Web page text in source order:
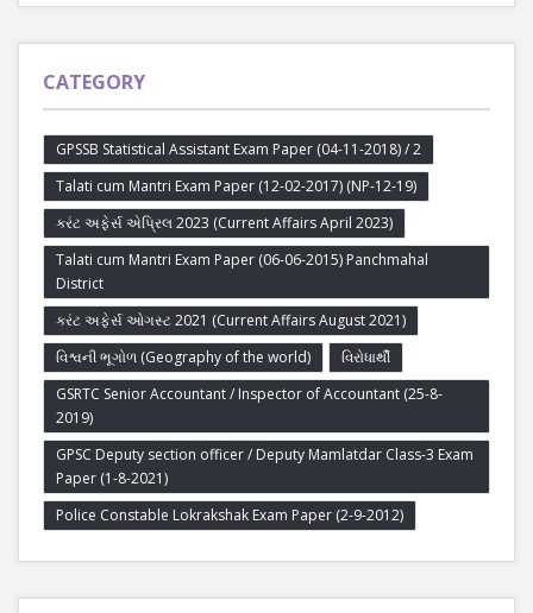
CATEGORY
GPSSB Statistical Assistant Exam Paper (04-11-2018) / 2
Talati cum Mantri Exam Paper (12-02-2017) (NP-12-19)
કરંટ અફેર્સ એપ્રિલ 2023 (Current Affairs April 2023)
Talati cum Mantri Exam Paper (06-06-2015) Panchmahal
District
કરંટ અફેર્સ ઓગસ્ટ 2021 (Current Affairs August 2021)
વિશ્વની ભૂગોળ (Geography of the world)
વિરોધાર્થી
GSRTC Senior Accountant / Inspector of Accountant (25-8-
2019)
GPSC Deputy section officer / Deputy Mamlatdar Class-3 Exam
Paper (1-8-2021)
Police Constable Lokrakshak Exam Paper (2-9-2012)